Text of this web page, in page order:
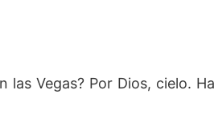
las Vegas? Por Dios, cielo.